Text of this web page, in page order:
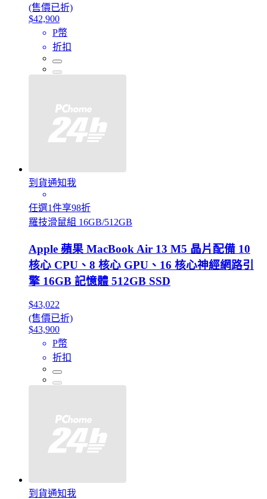
(售價已折)
$42,900
P幣
折扣
到貨通知我
任選1件享98折
羅技滑鼠組 16GB/512GB
Apple 蘋果 MacBook Air 13 M5 晶片配備 10
核心 CPU、8 核心 GPU、16 核心神經網路引
擎 16GB 記憶體 512GB SSD
$43,022
(售價已折)
$43,900
P幣
折扣
到貨通知我